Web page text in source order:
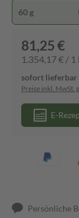
60 g
81,25 €
1.354,17 € / 1
sofort lieferbar
Preise inkl. MwSt.
E-
Persönliche